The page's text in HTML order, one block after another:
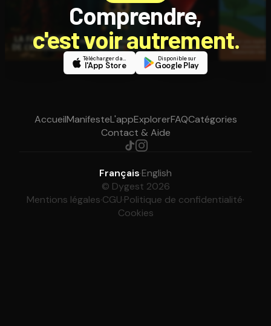
Comprendre,
c'est voir autrement.
Télécharger dans
l'App Store
Disponible sur
Google Play
AccueilManifesteL'appExplorerFAQCatégories
Contact & Aide
Français·English
© Dygest 2026
Mentions légales·CGU·Politique de confidentialité·
Cookies